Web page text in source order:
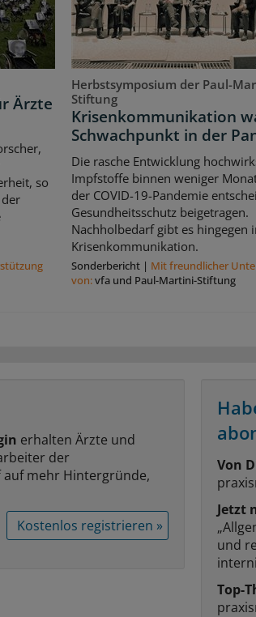
Ärzte
so
Herbstsymposium der Paul-
Stiftung
Krisenkommunikation
Schwachpunkt in der
Die rasche Entwicklung
Impfstoffe binnen weniger
der COVID-19-Pandemie
Gesundheitsschutz beigetragen.
Nachholbedarf gibt es hingegen
Krisenkommunikation.
Sonderbericht| Mit freundlicher
von:vfa und Paul-Martini-Stiftung
erhalten Ärzte und
der
mehr Hintergründe,
Kostenlos registrieren »
Von
Jetzt
und
Top-